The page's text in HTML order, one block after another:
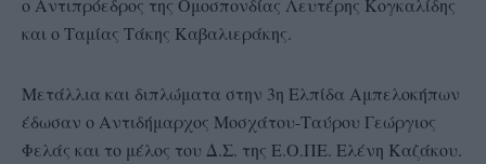
ο Αντιπρόεδρος της Ομοσπονδίας Λευτέρης Κογκαλίδης
και ο Ταμίας Τάκης Καβαλιεράκης.
Mετάλλια και διπλώματα στην 3η Ελπίδα Αμπελοκήπων
έδωσαν ο Αντιδήμαρχος Μοσχάτου-Ταύρου Γεώργιος
Φελάς και το μέλος του Δ.Σ. της Ε.Ο.ΠΕ. Ελένη Καζάκου.